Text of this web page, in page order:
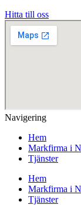
Hitta till oss
Navigering
Hem
Markfirma i
Tjänster
Hem
Markfirma i
Tjänster